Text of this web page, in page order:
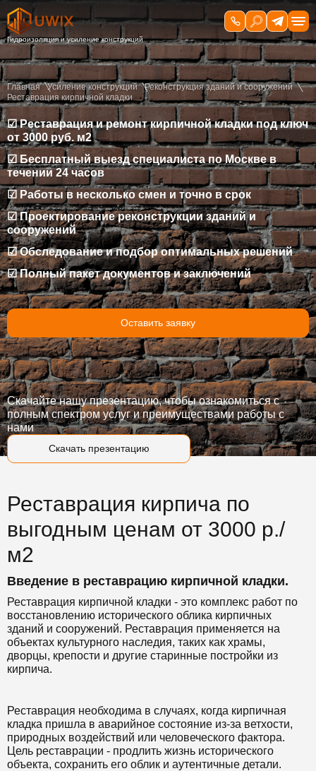
Главная Усиление конструкций
Реконструкция зданий и сооружений
Реставрация кирпичной кладки
☑ Реставрация и ремонт кирпичной кладки под ключ
от 3000 руб. м2
☑ Бесплатный выезд специалиста по Москве в
течении 24 часов
☑ Работы в несколько смен и точно в срок
☑ Проектирование реконструкции зданий и
сооружений
☑ Обследование и подбор оптимальных решений
☑ Полный пакет документов и заключений
Оставить заявку
Скачать презентацию
Скачайте нашу презентацию, чтобы ознакомиться с
полным спектром услуг и преимуществами работы с
нами
Реставрация кирпича по
выгодным ценам от 3000 р./
м2
Введение в реставрацию кирпичной кладки.
Реставрация кирпичной кладки - это комплекс работ по
восстановлению исторического облика кирпичных
зданий и сооружений. Реставрация применяется на
объектах культурного наследия, таких как храмы,
дворцы, крепости и другие старинные постройки из
кирпича.
Реставрация необходима в случаях, когда кирпичная
кладка пришла в аварийное состояние из-за ветхости,
природных воздействий или человеческого фактора.
Цель реставрации - продлить жизнь исторического
объекта, сохранить его облик и аутентичные детали.